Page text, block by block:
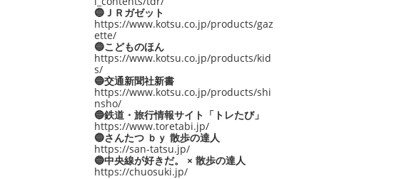
🔵ＪＲガゼット
https://www.kotsu.co.jp/products/gaz
ette/
🔵こどものほん
https://www.kotsu.co.jp/products/kid
s/
🔵交通新聞社新書
https://www.kotsu.co.jp/products/shi
nsho/
🔵鉄道・旅行情報サイト「トレたび」
https://www.toretabi.jp/
🔵さんたつ ｂｙ 散歩の達人
https://san-tatsu.jp/
🔵中央線が好きだ。 × 散歩の達人
https://chuosuki.jp/